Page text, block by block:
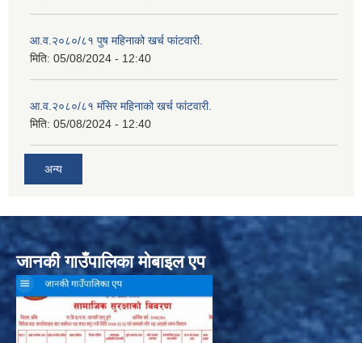
आ.व.२०८०/८१ पुष महिनाको खर्च फांटवारी.
मिति: 05/08/2024 - 12:40
आ.व.२०८०/८१ मंसिर महिनाको खर्च फांटवारी.
मिति: 05/08/2024 - 12:40
अन्य
जानकी गाउँपालिका मोबाइल एप